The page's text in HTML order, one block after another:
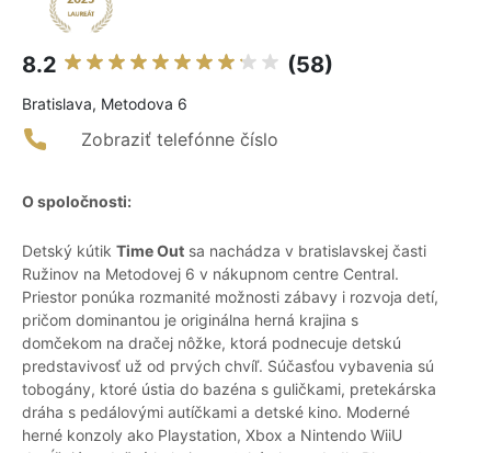
8.2 (58)
Bratislava, Metodova 6
Zobraziť telefónne číslo
O spoločnosti:
Detský kútik Time Out sa nachádza v bratislavskej časti
Ružinov na Metodovej 6 v nákupnom centre Central.
Priestor ponúka rozmanité možnosti zábavy i rozvoja detí,
pričom dominantou je originálna herná krajina s
domčekom na dračej nôžke, ktorá podnecuje detskú
predstavivosť už od prvých chvíľ. Súčasťou vybavenia sú
tobogány, ktoré ústia do bazéna s guličkami, pretekárska
dráha s pedálovými autíčkami a detské kino. Moderné
herné konzoly ako Playstation, Xbox a Nintendo WiiU